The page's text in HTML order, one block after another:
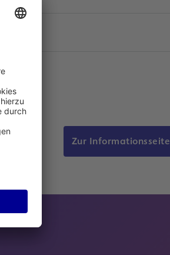
Zur Informationsseite